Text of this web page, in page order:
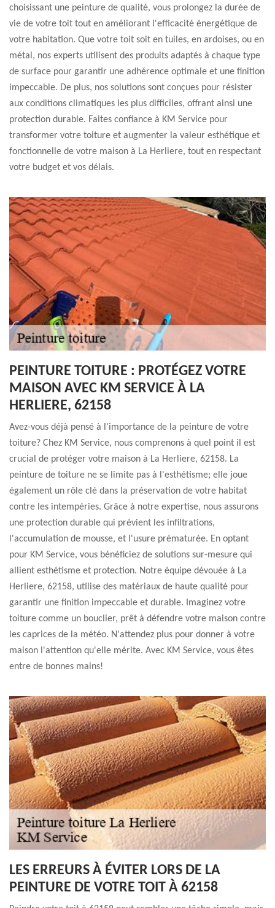
choisissant une peinture de qualité, vous prolongez la durée de
vie de votre toit tout en améliorant l'efficacité énergétique de
votre habitation. Que votre toit soit en tuiles, en ardoises, ou en
métal, nos experts utilisent des produits adaptés à chaque type
de surface pour garantir une adhérence optimale et une finition
impeccable. De plus, nos solutions sont conçues pour résister
aux conditions climatiques les plus difficiles, offrant ainsi une
protection durable. Faites confiance à KM Service pour
transformer votre toiture et augmenter la valeur esthétique et
fonctionnelle de votre maison à La Herliere, tout en respectant
votre budget et vos délais.
PEINTURE TOITURE : PROTÉGEZ VOTRE
MAISON AVEC KM SERVICE À LA
HERLIERE, 62158
Avez-vous déjà pensé à l'importance de la peinture de votre
toiture? Chez KM Service, nous comprenons à quel point il est
crucial de protéger votre maison à La Herliere, 62158. La
peinture de toiture ne se limite pas à l'esthétisme; elle joue
également un rôle clé dans la préservation de votre habitat
contre les intempéries. Grâce à notre expertise, nous assurons
une protection durable qui prévient les infiltrations,
l'accumulation de mousse, et l'usure prématurée. En optant
pour KM Service, vous bénéficiez de solutions sur-mesure qui
allient esthétisme et protection. Notre équipe dévouée à La
Herliere, 62158, utilise des matériaux de haute qualité pour
garantir une finition impeccable et durable. Imaginez votre
toiture comme un bouclier, prêt à défendre votre maison contre
les caprices de la météo. N'attendez plus pour donner à votre
maison l'attention qu'elle mérite. Avec KM Service, vous êtes
entre de bonnes mains!
LES ERREURS À ÉVITER LORS DE LA
PEINTURE DE VOTRE TOIT À 62158